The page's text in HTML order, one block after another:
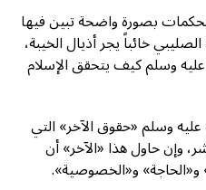
بصورة واضحة تبين فيها
خائباً يجر أذيال الخيبة،
وسلم كيف يتحقق الإسلام
وسلم «حقوق الآخر» التي
وإن حاول هذا «الآخر» أن
و«الحاجة» و«الخصوصية».